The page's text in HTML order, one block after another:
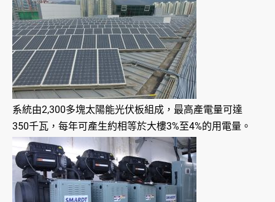
系統由2,300多塊太陽能光伏板組成，最高產電量可達
350千瓦，每年可產生約相等於大樓3%至4%的用電量。